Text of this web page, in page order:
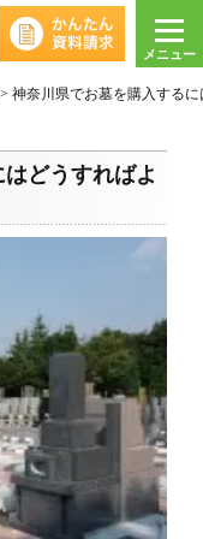
メニュー
> 神奈川県でお墓を購入する
どうすればよ